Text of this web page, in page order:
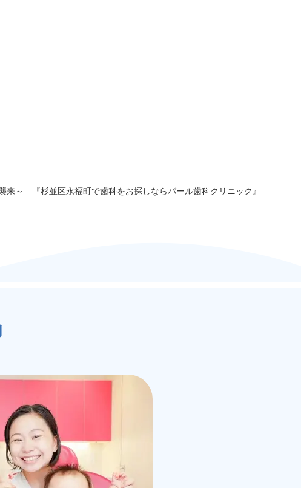
～ 『杉並区永福町で歯科をお探しならパール歯科クリニック』